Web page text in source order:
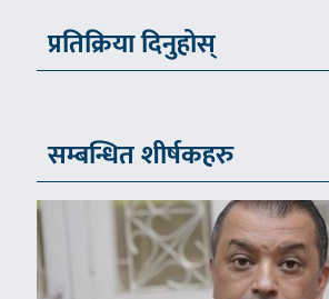
प्रतिक्रिया दिनुहोस्
सम्बन्धित शीर्षकहरु